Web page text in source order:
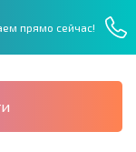
прямо сейчас!